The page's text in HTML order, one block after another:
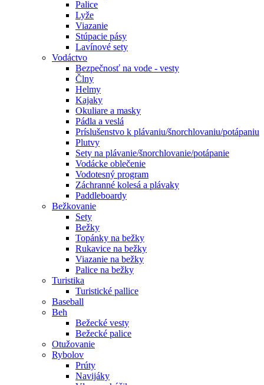
Palice
Lyže
Viazanie
Stúpacie pásy
Lavínové sety
Vodáctvo
Bezpečnosť na vode - vesty
Člny
Helmy
Kajaky
Okuliare a masky
Pádla a veslá
Príslušenstvo k plávaniu/šnorchlovaniu/potápaniu
Plutvy
Sety na plávanie/šnorchlovanie/potápanie
Vodácke oblečenie
Vodotesný program
Záchranné kolesá a plávaky
Paddleboardy
Bežkovanie
Sety
Bežky
Topánky na bežky
Rukavice na bežky
Viazanie na bežky
Palice na bežky
Turistika
Turistické pallice
Baseball
Beh
Bežecké vesty
Bežecké palice
Otužovanie
Rybolov
Prúty
Navijáky